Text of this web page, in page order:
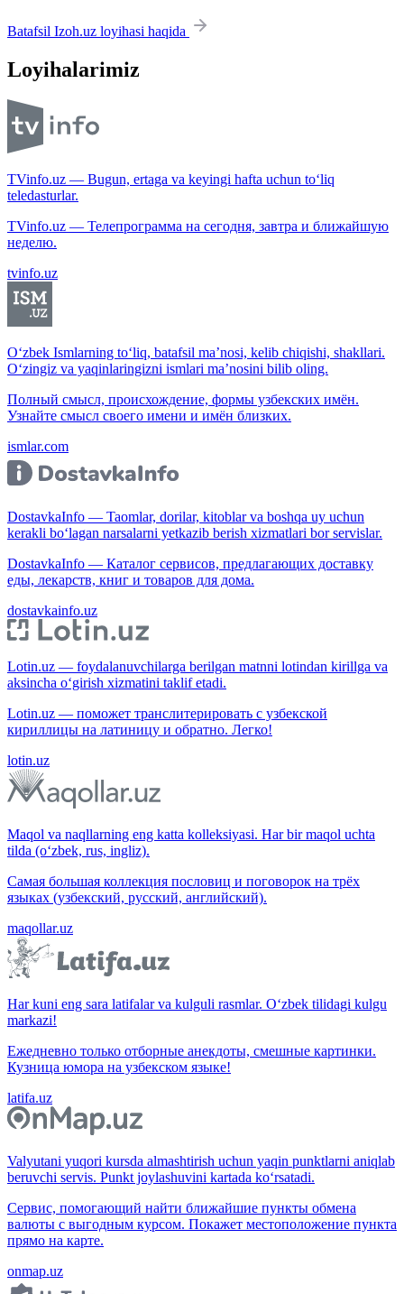
Batafsil Izoh.uz loyihasi haqida
Loyihalarimiz
TVinfo.uz — Bugun, ertaga va keyingi hafta uchun to‘liq
teledasturlar.
TVinfo.uz — Телепрограмма на сегодня, завтра и ближайшую
неделю.
tvinfo.uz
O‘zbek Ismlarning to‘liq, batafsil ma’nosi, kelib chiqishi, shakllari.
O‘zingiz va yaqinlaringizni ismlari ma’nosini bilib oling.
Полный смысл, происхождение, формы узбекских имён.
Узнайте смысл своего имени и имён близких.
ismlar.com
DostavkaInfo — Taomlar, dorilar, kitoblar va boshqa uy uchun
kerakli bo‘lagan narsalarni yetkazib berish xizmatlari bor servislar.
DostavkaInfo — Каталог сервисов, предлагающих доставку
еды, лекарств, книг и товаров для дома.
dostavkainfo.uz
Lotin.uz — foydalanuvchilarga berilgan matnni lotindan kirillga va
aksincha o‘girish xizmatini taklif etadi.
Lotin.uz — поможет транслитерировать с узбекской
кириллицы на латиницу и обратно. Легко!
lotin.uz
Maqol va naqllarning eng katta kolleksiyasi. Har bir maqol uchta
tilda (o‘zbek, rus, ingliz).
Самая большая коллекция пословиц и поговорок на трёх
языках (узбекский, русский, английский).
maqollar.uz
Har kuni eng sara latifalar va kulguli rasmlar. O‘zbek tilidagi kulgu
markazi!
Ежедневно только отборные анекдоты, смешные картинки.
Кузница юмора на узбекском языке!
latifa.uz
Valyutani yuqori kursda almashtirish uchun yaqin punktlarni aniqlab
beruvchi servis. Punkt joylashuvini kartada ko‘rsatadi.
Сервис, помогающий найти ближайшие пункты обмена
валюты с выгодным курсом. Покажет местоположение пункта
прямо на карте.
onmap.uz